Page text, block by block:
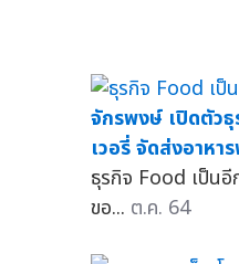
จักรพงษ์ เปิดตัว
เวอรี่ จัดส่งอาหา
ธุรกิจ Food เป็นอี
ขอ... ต.ค. 64